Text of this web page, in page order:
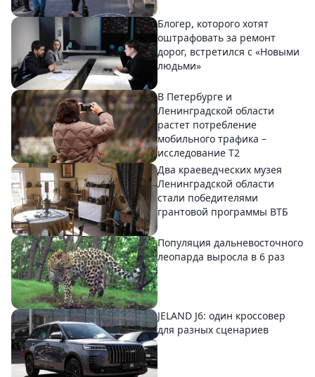
Блогер, которого хотят
оштрафовать за ремонт
дорог, встретился с «Новыми
людьми»
В Петербурге и
Ленинградской области
растет потребление
мобильного трафика –
исследование T2
Два краеведческих музея
Ленинградской области
стали победителями
грантовой программы ВТБ
Популяция дальневосточного
леопарда выросла в 6 раз
JELAND J6: один кроссовер
для разных сценариев